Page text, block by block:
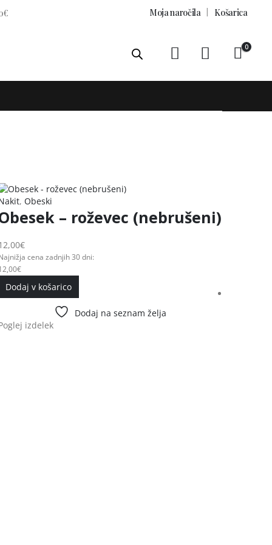
Moja naročila Košarica
0
, Obeski
– roževec (nebrušeni)
€
cena zadnjih 30 dni:
€
Dodaj v košarico
Dodaj na seznam želja
izdelek